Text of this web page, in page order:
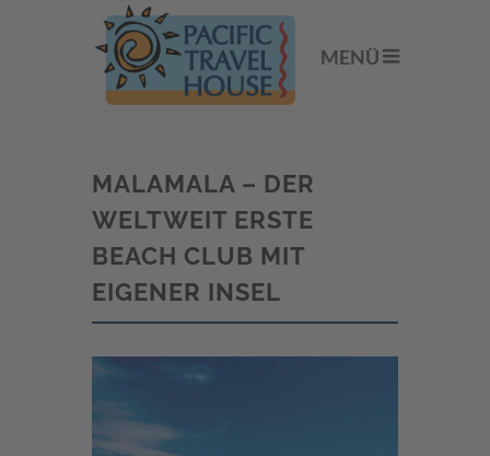
MENÜ
MALAMALA – DER
WELTWEIT ERSTE
BEACH CLUB MIT
EIGENER INSEL